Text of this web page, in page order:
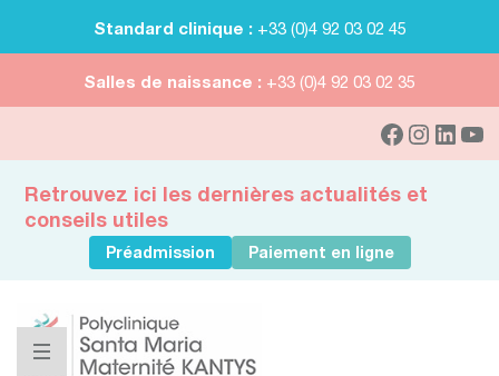
Standard clinique : +33 (0)4 92 03 02 45
Salles de naissance : +33 (0)4 92 03 02 35
Retrouvez ici les dernières actualités et
conseils utiles
Préadmission Paiement en ligne